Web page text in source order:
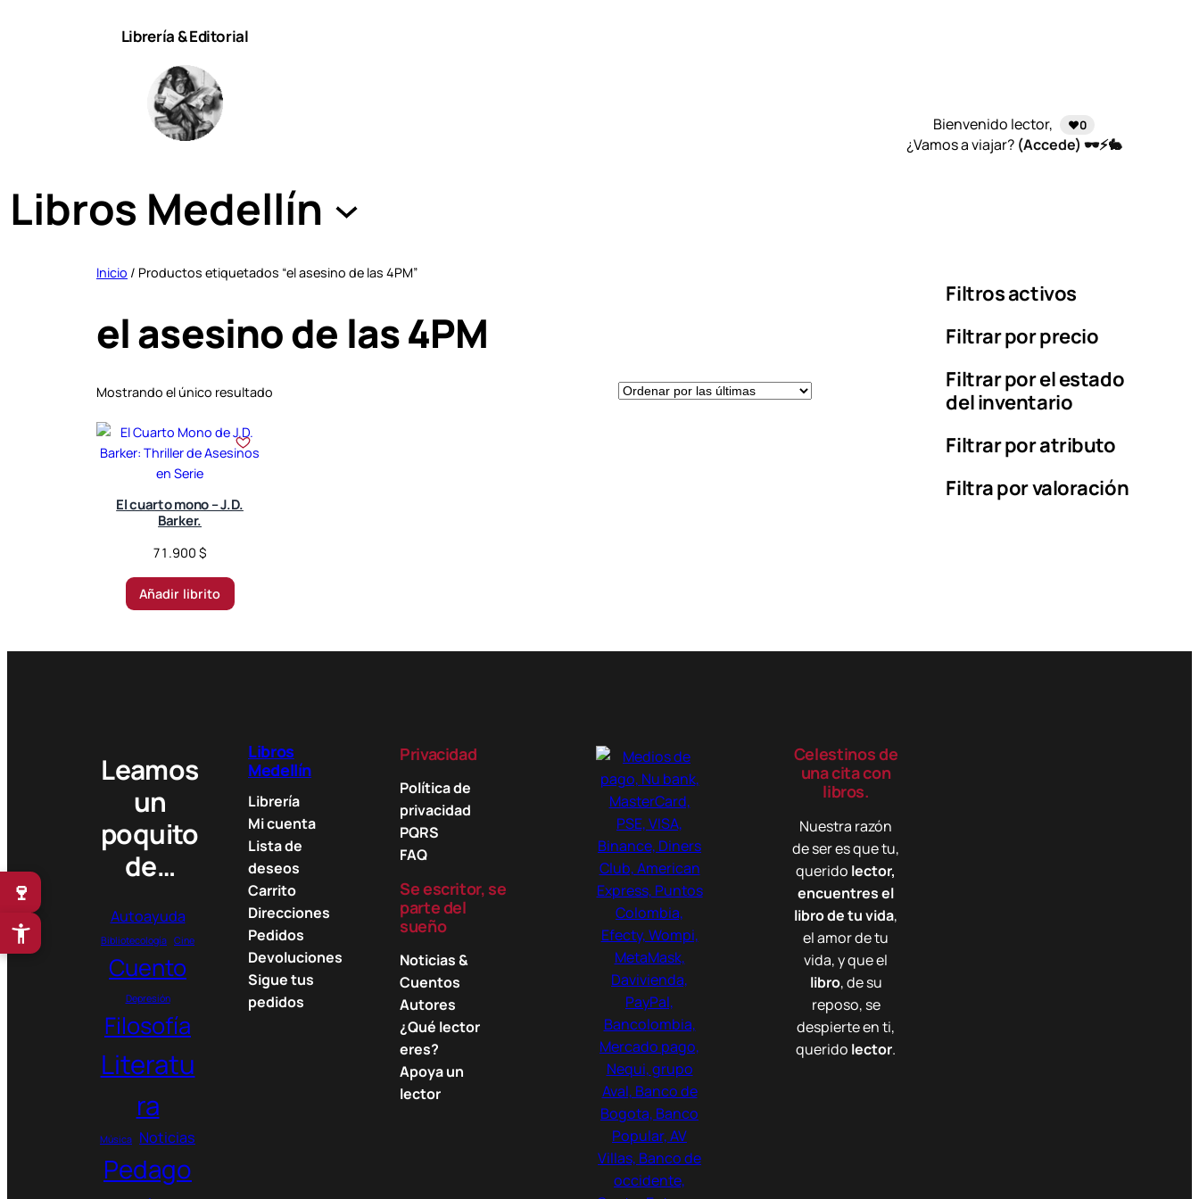
Librería & Editorial
Libros Medellín
Bienvenido lector, ❤️0
¿Vamos a viajar? (Accede) 🕶️⚡🐇
Inicio / Productos etiquetados “el asesino de las 4PM”
el asesino de las 4PM
Mostrando el único resultado
El cuarto mono – J.D.
Barker.
71.900$
Añadir librito
Filtros activos
Filtrar por precio
Filtrar por el estado
del inventario
Filtrar por atributo
Filtra por valoración
Leamos
un
poquito
de…
Autoayuda
Bibliotecología Cine
Cuento
Depresión
Filosofía
Literatu
ra
Música Noticias
Pedago
Libros
Medellín
Librería
Mi cuenta
Lista de
deseos
Carrito
Direcciones
Pedidos
Devoluciones
Sigue tus
pedidos
Privacidad
Política de
privacidad
PQRS
FAQ
Se escritor, se
parte del
sueño
Noticias &
Cuentos
Autores
¿Qué lector
eres?
Apoya un
lector
Celestinos de
una cita con
libros.
Nuestra razón
de ser es que tu,
querido lector,
encuentres el
libro de tu vida,
el amor de tu
vida, y que el
libro, de su
reposo, se
despierte en ti,
querido lector.
🍷